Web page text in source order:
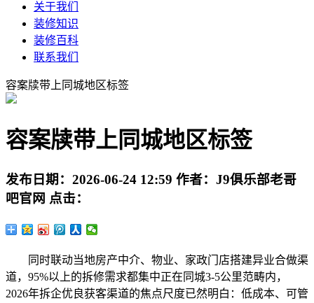
关于我们
装修知识
装修百科
联系我们
容案牍带上同城地区标签
容案牍带上同城地区标签
发布日期： 2026-06-24 12:59 作者： J9俱乐部老哥
吧官网 点击：
同时联动当地房产中介、物业、家政门店搭建异业合做渠
道，95%以上的拆修需求都集中正在同城3-5公里范畴内，
2026年拆企优良获客渠道的焦点尺度已然明白：低成本、可管